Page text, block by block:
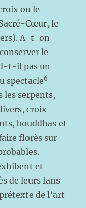
ou le
Cœur, le
A-t-on
le
t-il pas un
spectacle6
les serpents,
croix
bouddhas et
florès sur
et
de leurs fans
de l’art